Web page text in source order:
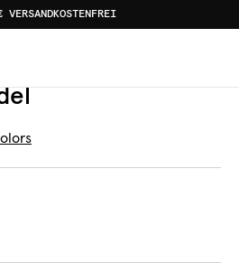
Sitzkissen colors Lavendel